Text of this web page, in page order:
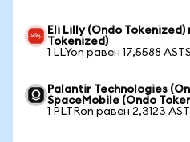
Eli Lilly (Ondo Tokenized)
Tokenized)
1 LLYon равен 17,5588
Palantir Technologies
SpaceMobile (Ondo
1 PLTRon равен 2,3123